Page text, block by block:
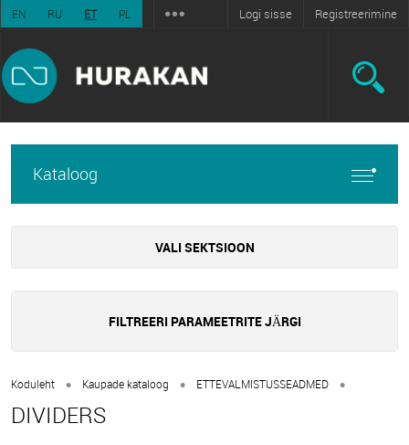
EN RU ET PL Logi sisse Registreerimine
Kataloog
VALI SEKTSIOON
FILTREERI PARAMEETRITE JÄRGI
Koduleht • Kaupade kataloog • ETTEVALMISTUSSEADMED •
DIVIDERS